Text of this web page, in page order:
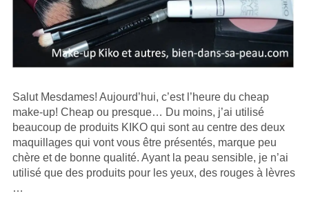
Salut Mesdames! Aujourd’hui, c’est l’heure du cheap
make-up! Cheap ou presque… Du moins, j’ai utilisé
beaucoup de produits KIKO qui sont au centre des deux
maquillages qui vont vous être présentés, marque peu
chère et de bonne qualité. Ayant la peau sensible, je n’ai
utilisé que des produits pour les yeux, des rouges à lèvres
…